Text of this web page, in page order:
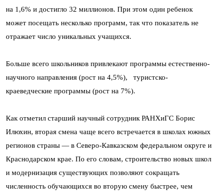
на 1,6% и достигло 32 миллионов. При этом один ребенок
может посещать несколько программ, так что показатель не
отражает число уникальных учащихся.
Больше всего школьников привлекают программы естественно-
научного направления (рост на 4,5%), туристско-
краеведческие программы (рост на 7%).
Как отметил старший научный сотрудник РАНХиГС Борис
Илюхин, вторая смена чаще всего встречается в школах южных
регионов страны — в Северо-Кавказском федеральном округе и
Краснодарском крае. По его словам, строительство новых школ
и модернизация существующих позволяют сокращать
численность обучающихся во вторую смену быстрее, чем